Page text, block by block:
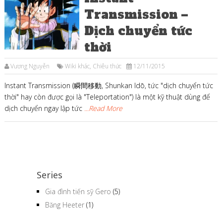
Transmission –
Dịch chuyển tức
thời
Vương Nguyễn Wiki khác, Chiêu thức 12/11/2015
Instant Transmission (瞬間移動, Shunkan Idō, tức "dịch chuyển tức
thời" hay còn được gọi là "Teleportation") là một kỹ thuật dùng để
dịch chuyển ngay lập tức ...Read More
Series
Gia đình tiến sỹ Gero (5)
Băng Heeter (1)